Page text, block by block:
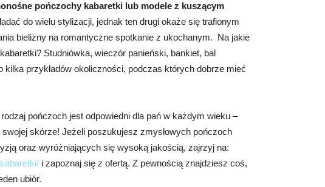
pończochy kabaretki lub modele z kuszącym
do wielu stylizacji, jednak ten drugi okaże się trafionym
bielizny na romantyczne spotkanie z ukochanym. Na jakie
Studniówka, wieczór panieński, bankiet, bal
przykładów okoliczności, podczas których dobrze mieć
pończoch jest odpowiedni dla pań w każdym wieku –
skórze! Jeżeli poszukujesz zmysłowych pończoch
oraz wyróżniających się wysoką jakością, zajrzyj na:
i zapoznaj się z ofertą. Z pewnością znajdziesz coś,
ubiór.